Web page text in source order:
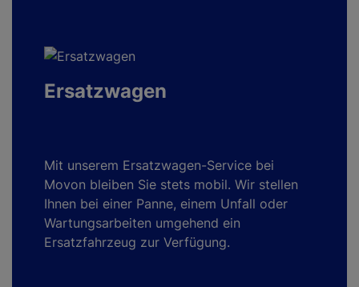
Ersatzwagen
Mit unserem Ersatzwagen-Service bei
Movon bleiben Sie stets mobil. Wir stellen
Ihnen bei einer Panne, einem Unfall oder
Wartungsarbeiten umgehend ein
Ersatzfahrzeug zur Verfügung.